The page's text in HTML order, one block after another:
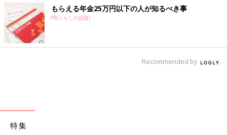
もらえる年金25万円以下の人が知るべき事
PR(くらしの話題)
Recommended by
特集